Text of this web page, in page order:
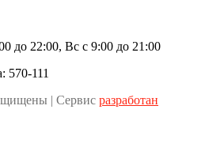
до 22:00, Вс с 9:00 до 21:00
570-111
| Сервис разработан